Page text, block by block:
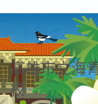
高雄市立海
校